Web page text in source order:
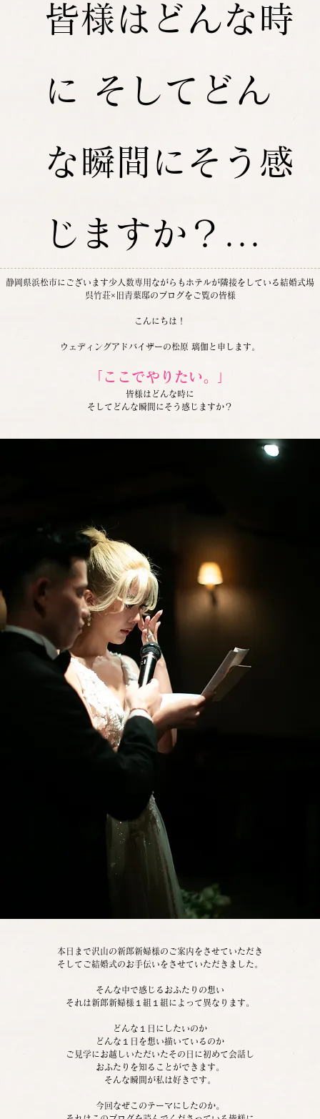
静岡県浜松市にございます少人数専用ながらもホテルが隣接をしている結婚式場
呉竹荘×旧青葉邸のブログをご覧の皆様
こんにちは！
ウェディングアドバイザーの松原 璃伽と申します。
「ここでやりたい。」
皆様はどんな時に
そしてどんな瞬間にそう感じますか？
本日まで沢山の新郎新婦様のご案内をさせていただき
そしてご結婚式のお手伝いをさせていただきました。
そんな中で感じるおふたりの想い
それは新郎新婦様１組１組によって異なります。
どんな１日にしたいのか
どんな１日を想い描いているのか
ご見学にお越しいただいたその日に初めて会話し
おふたりを知ることができます。
そんな瞬間が私は好きです。
今回なぜこのテーマにしたのか。
皆様はどんな時
に そしてどん
な瞬間にそう感
じますか？...